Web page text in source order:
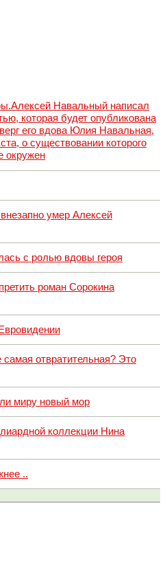
Навальный написал
которая будет опубликована
его вдова Юлия Навальная,
о существовании которого
окружен
умер Алексей
с ролью вдовы героя
роман Сорокина
отвратительная? Это
миру новый мор
коллекции Нина
..